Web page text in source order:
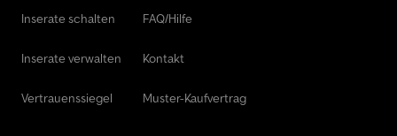
Inserate schalten
Inserate verwalten
Vertrauenssiegel
FAQ/Hilfe
Kontakt
Muster-Kaufvertrag